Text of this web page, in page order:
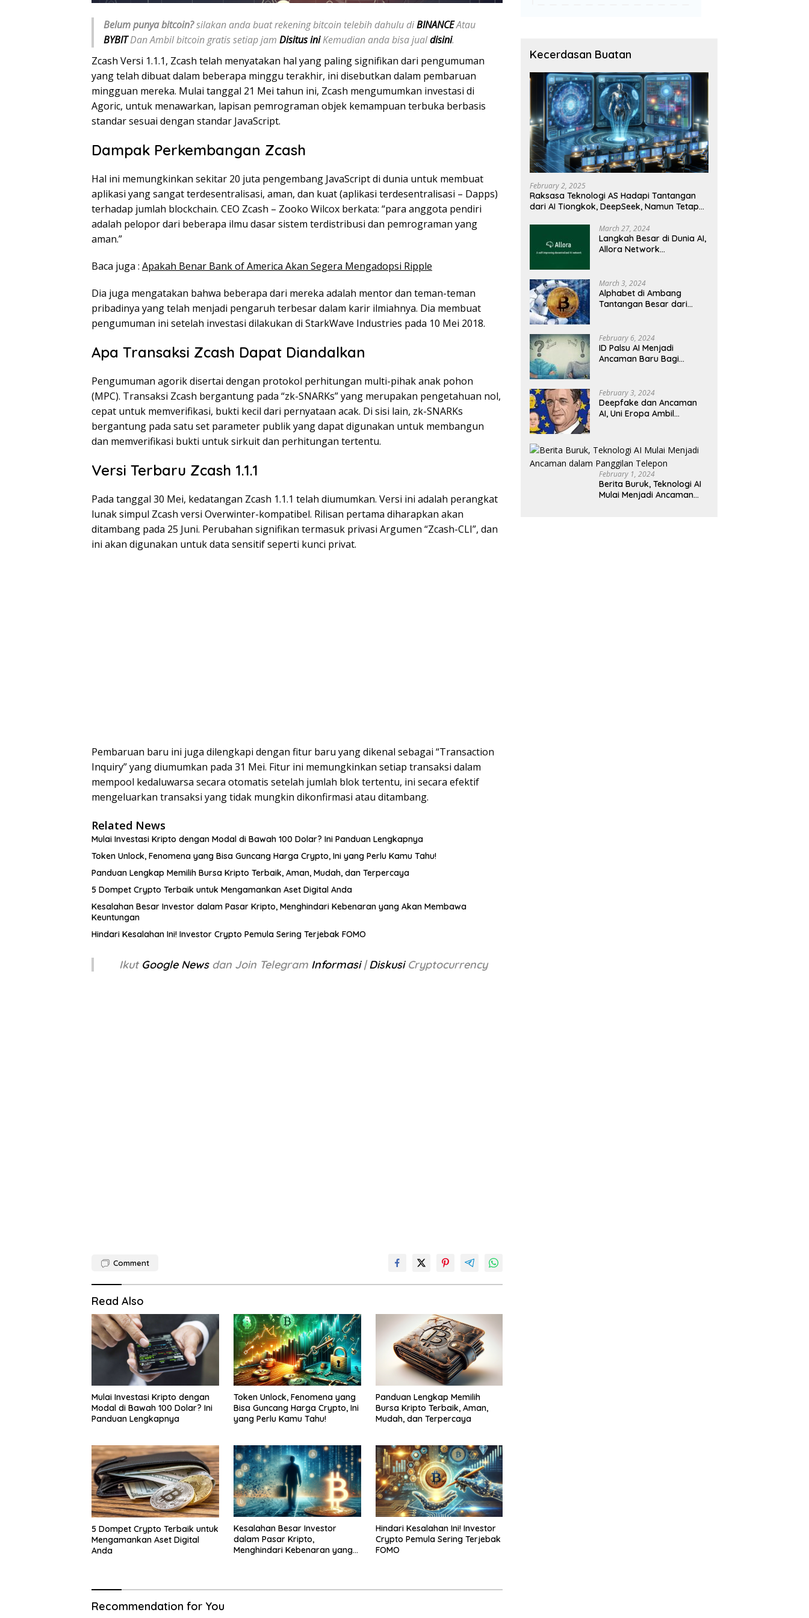
Belum punya bitcoin?silakan anda buat rekening bitcoin telebih dahulu diBINANCEAtau
BYBITDan Ambil bitcoin gratis setiap jam Disitus iniKemudian anda bisa jualdisini.
Zcash Versi 1.1.1, Zcash telah menyatakan hal yang paling signifikan dari pengumuman
yang telah dibuat dalam beberapa minggu terakhir, ini disebutkan dalam pembaruan
mingguan mereka. Mulai tanggal 21 Mei tahun ini, Zcash mengumumkan investasi di
Agoric, untuk menawarkan, lapisan pemrograman objek kemampuan terbuka berbasis
standar sesuai dengan standar JavaScript.
Dampak Perkembangan Zcash
Hal ini memungkinkan sekitar 20 juta pengembang JavaScript di dunia untuk membuat
aplikasi yang sangat terdesentralisasi, aman, dan kuat (aplikasi terdesentralisasi – Dapps)
terhadap jumlah blockchain. CEO Zcash – Zooko Wilcox berkata: “para anggota pendiri
adalah pelopor dari beberapa ilmu dasar sistem terdistribusi dan pemrograman yang
aman.”
Baca juga : Apakah Benar Bank of America Akan Segera Mengadopsi Ripple
Dia juga mengatakan bahwa beberapa dari mereka adalah mentor dan teman-teman
pribadinya yang telah menjadi pengaruh terbesar dalam karir ilmiahnya. Dia membuat
pengumuman ini setelah investasi dilakukan di StarkWave Industries pada 10 Mei 2018.
Apa Transaksi Zcash Dapat Diandalkan
Pengumuman agorik disertai dengan protokol perhitungan multi-pihak anak pohon
(MPC). Transaksi Zcash bergantung pada “zk-SNARKs” yang merupakan pengetahuan nol,
cepat untuk memverifikasi, bukti kecil dari pernyataan acak. Di sisi lain, zk-SNARKs
bergantung pada satu set parameter publik yang dapat digunakan untuk membangun
dan memverifikasi bukti untuk sirkuit dan perhitungan tertentu.
Versi Terbaru Zcash 1.1.1
Pada tanggal 30 Mei, kedatangan Zcash 1.1.1 telah diumumkan. Versi ini adalah perangkat
lunak simpul Zcash versi Overwinter-kompatibel. Rilisan pertama diharapkan akan
ditambang pada 25 Juni. Perubahan signifikan termasuk privasi Argumen “Zcash-CLI”, dan
ini akan digunakan untuk data sensitif seperti kunci privat.
Pembaruan baru ini juga dilengkapi dengan fitur baru yang dikenal sebagai “Transaction
Inquiry” yang diumumkan pada 31 Mei. Fitur ini memungkinkan setiap transaksi dalam
mempool kedaluwarsa secara otomatis setelah jumlah blok tertentu, ini secara efektif
mengeluarkan transaksi yang tidak mungkin dikonfirmasi atau ditambang.
Related News
Mulai Investasi Kripto dengan Modal di Bawah 100 Dolar? Ini Panduan Lengkapnya
Token Unlock, Fenomena yang Bisa Guncang Harga Crypto, Ini yang Perlu Kamu Tahu!
Panduan Lengkap Memilih Bursa Kripto Terbaik, Aman, Mudah, dan Terpercaya
5 Dompet Crypto Terbaik untuk Mengamankan Aset Digital Anda
Kesalahan Besar Investor dalam Pasar Kripto, Menghindari Kebenaran yang Akan Membawa
Keuntungan
Hindari Kesalahan Ini! Investor Crypto Pemula Sering Terjebak FOMO
Ikut Google News dan Join Telegram Informasi|DiskusiCryptocurrency
Comment
Read Also
Mulai Investasi Kripto dengan
Modal di Bawah 100 Dolar? Ini
Panduan Lengkapnya
Token Unlock, Fenomena yang
Bisa Guncang Harga Crypto, Ini
yang Perlu Kamu Tahu!
Panduan Lengkap Memilih
Bursa Kripto Terbaik, Aman,
Mudah, dan Terpercaya
5 Dompet Crypto Terbaik untuk
Mengamankan Aset Digital
Anda
Kesalahan Besar Investor
dalam Pasar Kripto,
Menghindari Kebenaran yang
Hindari Kesalahan Ini! Investor
Crypto Pemula Sering Terjebak
FOMO
Recommendation for You
Kecerdasan Buatan
February 2, 2025
Raksasa Teknologi AS Hadapi Tantangan
dari AI Tiongkok, DeepSeek, Namun Tetap
March 27, 2024
Langkah Besar di Dunia AI,
Allora Network
March 3, 2024
Alphabet di Ambang
Tantangan Besar dari
February 6, 2024
ID Palsu AI Menjadi
Ancaman Baru Bagi
February 3, 2024
Deepfake dan Ancaman
AI, Uni Eropa Ambil
February 1, 2024
Berita Buruk, Teknologi AI
Mulai Menjadi Ancaman